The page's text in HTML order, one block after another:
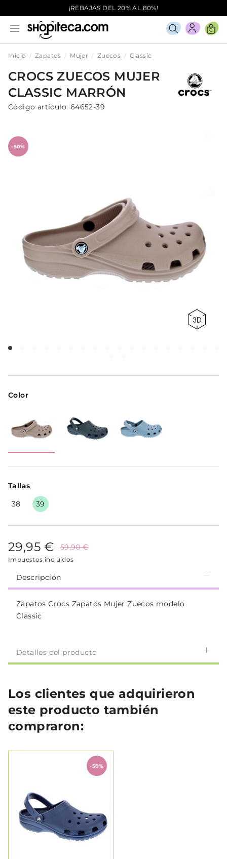
¡REBAJAS DEL 20% AL 80%!
0
Inicio Zapatos Mujer Zuecos Classic
CROCS ZUECOS MUJER
CLASSIC MARRÓN
Código artículo: 64652-39
-50%
Color
Tallas
38
39
29,95 € 59,90 €
Impuestos incluidos
Descripción
Zapatos Crocs Zapatos Mujer Zuecos modelo
Classic
Detalles del producto
Los clientes que adquirieron
este producto también
compraron:
-50%